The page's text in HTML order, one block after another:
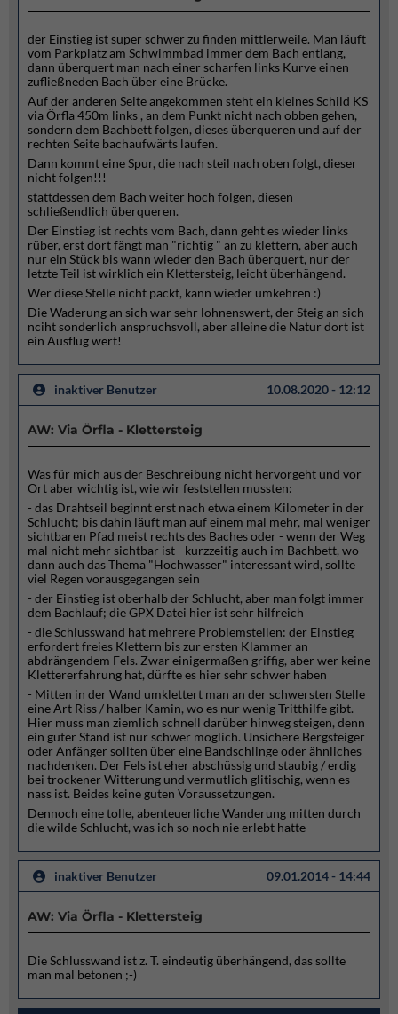
der Einstieg ist super schwer zu finden mittlerweile. Man läuft
vom Parkplatz am Schwimmbad immer dem Bach entlang,
dann überquert man nach einer scharfen links Kurve einen
zufließneden Bach über eine Brücke.
Auf der anderen Seite angekommen steht ein kleines Schild KS
via Örfla 450m links , an dem Punkt nicht nach obben gehen,
sondern dem Bachbett folgen, dieses überqueren und auf der
rechten Seite bachaufwärts laufen.
Dann kommt eine Spur, die nach steil nach oben folgt, dieser
nicht folgen!!!
stattdessen dem Bach weiter hoch folgen, diesen
schließendlich überqueren.
Der Einstieg ist rechts vom Bach, dann geht es wieder links
rüber, erst dort fängt man "richtig " an zu klettern, aber auch
nur ein Stück bis wann wieder den Bach überquert, nur der
letzte Teil ist wirklich ein Klettersteig, leicht überhängend.
Wer diese Stelle nicht packt, kann wieder umkehren :)
Die Waderung an sich war sehr lohnenswert, der Steig an sich
nciht sonderlich anspruchsvoll, aber alleine die Natur dort ist
ein Ausflug wert!
inaktiver Benutzer 10.08.2020 - 12:12
AW: Via Örfla - Klettersteig
Was für mich aus der Beschreibung nicht hervorgeht und vor
Ort aber wichtig ist, wie wir feststellen mussten:
- das Drahtseil beginnt erst nach etwa einem Kilometer in der
Schlucht; bis dahin läuft man auf einem mal mehr, mal weniger
sichtbaren Pfad meist rechts des Baches oder - wenn der Weg
mal nicht mehr sichtbar ist - kurzzeitig auch im Bachbett, wo
dann auch das Thema "Hochwasser" interessant wird, sollte
viel Regen vorausgegangen sein
- der Einstieg ist oberhalb der Schlucht, aber man folgt immer
dem Bachlauf; die GPX Datei hier ist sehr hilfreich
- die Schlusswand hat mehrere Problemstellen: der Einstieg
erfordert freies Klettern bis zur ersten Klammer an
abdrängendem Fels. Zwar einigermaßen griffig, aber wer keine
Klettererfahrung hat, dürfte es hier sehr schwer haben
- Mitten in der Wand umklettert man an der schwersten Stelle
eine Art Riss / halber Kamin, wo es nur wenig Tritthilfe gibt.
Hier muss man ziemlich schnell darüber hinweg steigen, denn
ein guter Stand ist nur schwer möglich. Unsichere Bergsteiger
oder Anfänger sollten über eine Bandschlinge oder ähnliches
nachdenken. Der Fels ist eher abschüssig und staubig / erdig
bei trockener Witterung und vermutlich glitischig, wenn es
nass ist. Beides keine guten Voraussetzungen.
Dennoch eine tolle, abenteuerliche Wanderung mitten durch
die wilde Schlucht, was ich so noch nie erlebt hatte
inaktiver Benutzer 09.01.2014 - 14:44
AW: Via Örfla - Klettersteig
Die Schlusswand ist z. T. eindeutig überhängend, das sollte
man mal betonen ;-)